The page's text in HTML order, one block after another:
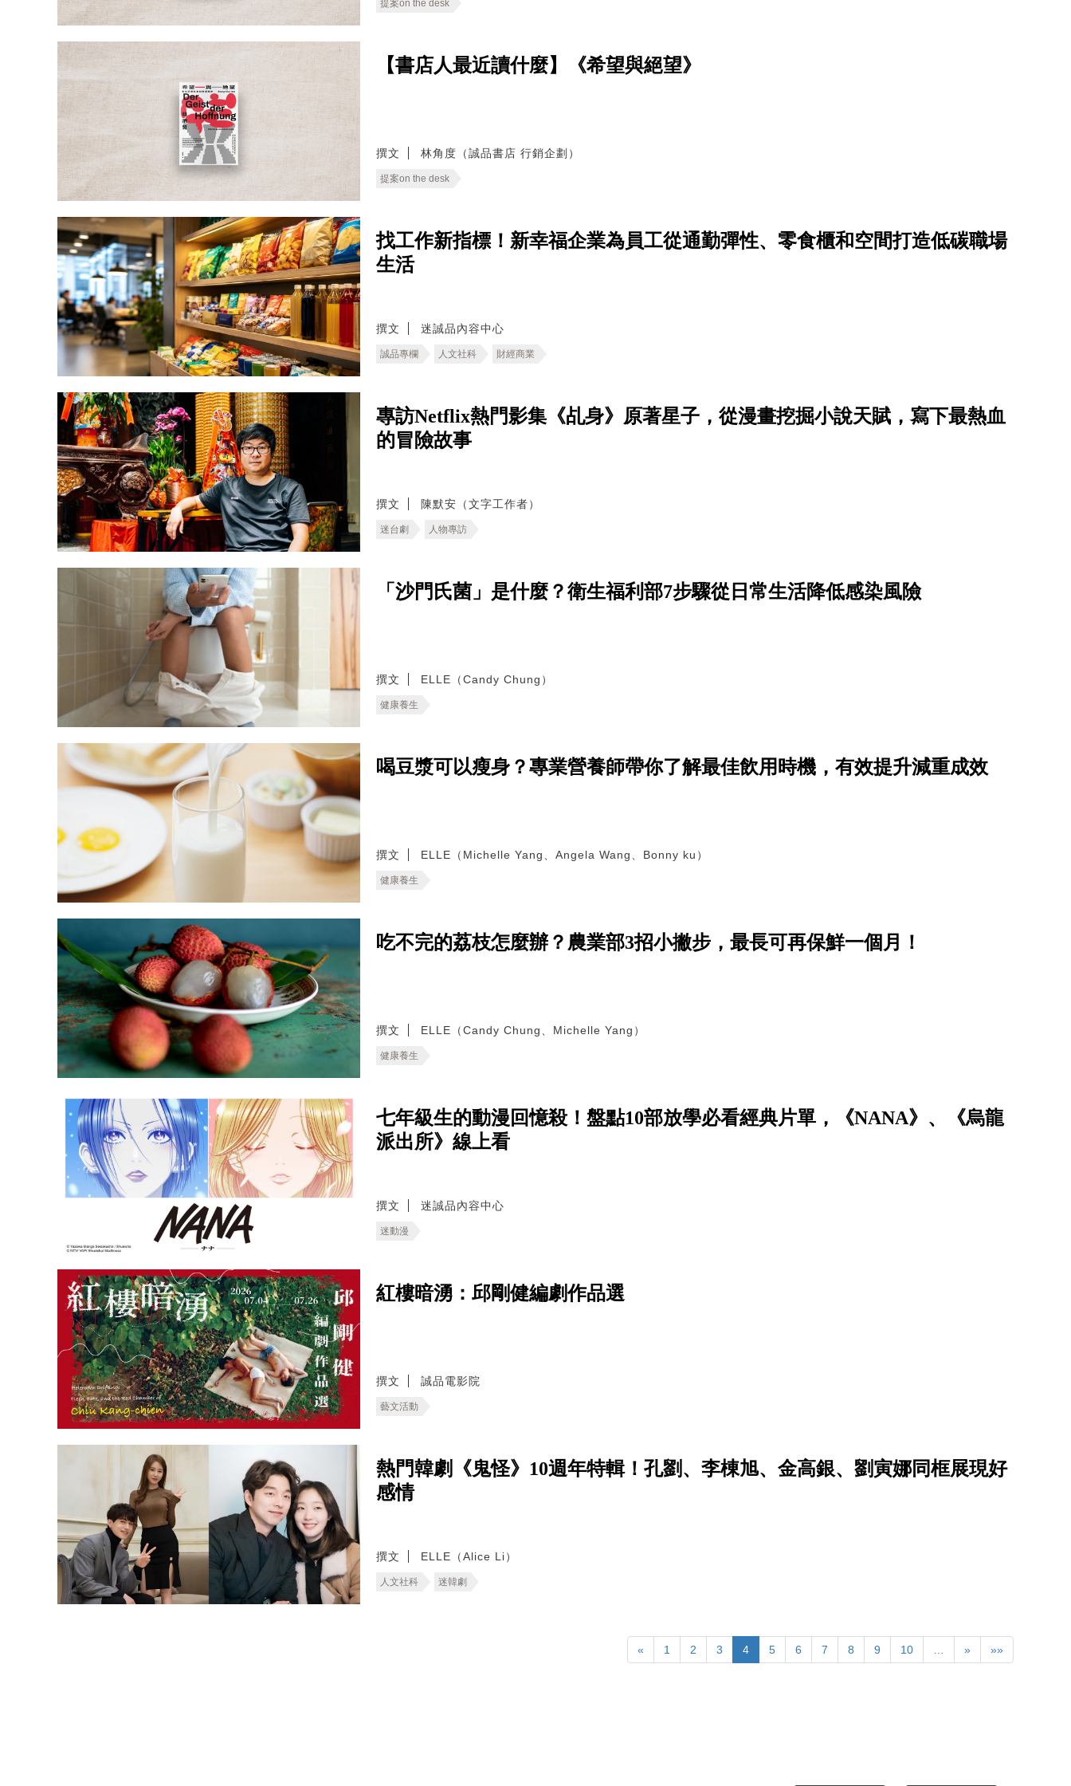
提案on the desk
【書店人最近讀什麼】《希望與絕望》
撰文 林角度（誠品書店 行銷企劃）
提案on the desk
找工作新指標！新幸福企業為員工從通勤彈性、零食櫃和空間打造低碳職場
生活
撰文 迷誠品內容中心
誠品專欄 人文社科 財經商業
專訪Netflix熱門影集《乩身》原著星子，從漫畫挖掘小說天賦，寫下最熱血
的冒險故事
撰文 陳默安（文字工作者）
迷台劇 人物專訪
「沙門氏菌」是什麼？衛生福利部7步驟從日常生活降低感染風險
撰文 ELLE（Candy Chung）
健康養生
喝豆漿可以瘦身？專業營養師帶你了解最佳飲用時機，有效提升減重成效
撰文 ELLE（Michelle Yang、Angela Wang、Bonny ku）
健康養生
吃不完的荔枝怎麼辦？農業部3招小撇步，最長可再保鮮一個月！
撰文 ELLE（Candy Chung、Michelle Yang）
健康養生
七年級生的動漫回憶殺！盤點10部放學必看經典片單，《NANA》、《烏龍
派出所》線上看
撰文 迷誠品內容中心
迷動漫
紅樓暗湧：邱剛健編劇作品選
撰文 誠品電影院
藝文活動
熱門韓劇《鬼怪》10週年特輯！孔劉、李棟旭、金高銀、劉寅娜同框展現好
感情
撰文 ELLE（Alice Li）
人文社科 迷韓劇
« 1 2 3 4 5 6 7 8 9 10 … » »»